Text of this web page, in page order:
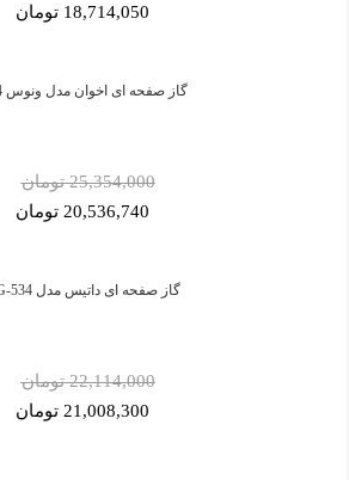
18,714,050 تومان
گاز صفحه ای اخوان مدل ونوس V14
25,354,000 تومان
20,536,740 تومان
گاز صفحه ای داتیس مدل DG-534
22,114,000 تومان
21,008,300 تومان